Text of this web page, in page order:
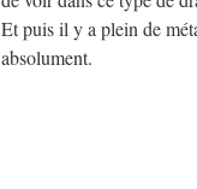
Et puis il y a plein de
absolument.